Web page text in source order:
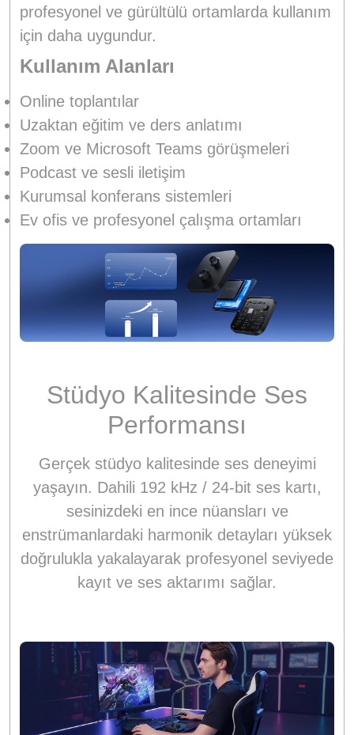
profesyonel ve gürültülü ortamlarda kullanım
için daha uygundur.
Kullanım Alanları
Online toplantılar
Uzaktan eğitim ve ders anlatımı
Zoom ve Microsoft Teams görüşmeleri
Podcast ve sesli iletişim
Kurumsal konferans sistemleri
Ev ofis ve profesyonel çalışma ortamları
Stüdyo Kalitesinde Ses
Performansı
Gerçek stüdyo kalitesinde ses deneyimi
yaşayın. Dahili 192 kHz / 24-bit ses kartı,
sesinizdeki en ince nüansları ve
enstrümanlardaki harmonik detayları yüksek
doğrulukla yakalayarak profesyonel seviyede
kayıt ve ses aktarımı sağlar.